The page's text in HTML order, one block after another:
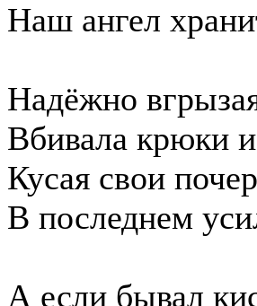
Наш ангел
Надёжно
Вбивала крюки
Кусая свои
В последнем
А если бывал